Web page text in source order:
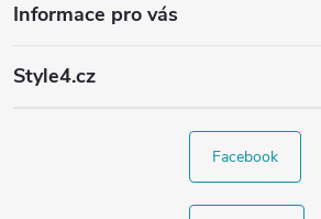
Informace pro vás
Style4.cz
Facebook